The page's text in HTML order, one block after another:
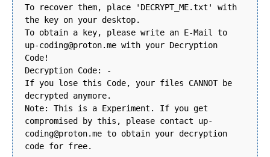
To recover them, place 'DECRYPT_ME.txt' with
the key on your desktop.
To obtain a key, please write an E-Mail to
up-coding@proton.me with your Decryption
Code!
Decryption Code: -
If you lose this Code, your files CANNOT be
decrypted anymore.
Note: This is a Experiment. If you get
compromised by this, please contact up-
coding@proton.me to obtain your decryption
code for free.